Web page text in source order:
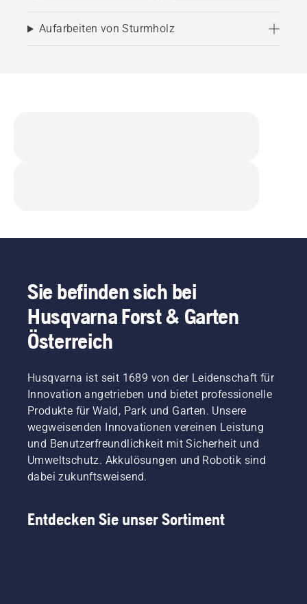
Aufarbeiten von Sturmholz
Sie befinden sich bei
Husqvarna Forst & Garten
Österreich
Husqvarna ist seit 1689 von der Leidenschaft für
Innovation angetrieben und bietet professionelle
Produkte für Wald, Park und Garten. Unsere
wegweisenden Innovationen vereinen Leistung
und Benutzerfreundlichkeit mit Sicherheit und
Umweltschutz. Akkulösungen und Robotik sind
dabei zukunftsweisend.
Entdecken Sie unser Sortiment